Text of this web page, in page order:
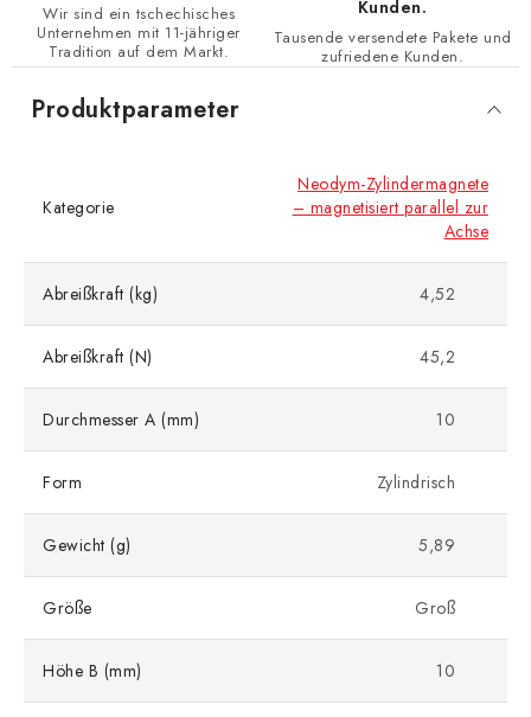
Wir sind ein tschechisches
Unternehmen mit 11-jähriger
Tradition auf dem Markt.
Kunden.
Tausende versendete Pakete und
zufriedene Kunden.
Produktparameter
Kategorie
Neodym-Zylindermagnete
– magnetisiert parallel zur
Achse
Abreißkraft (kg) 4,52
Abreißkraft (N) 45,2
Durchmesser A (mm) 10
Form Zylindrisch
Gewicht (g) 5,89
Größe Groß
Höhe B (mm) 10